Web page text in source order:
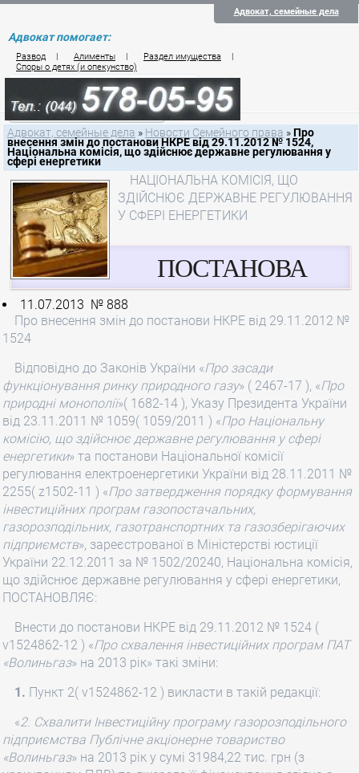
Адвокат, семейные дела
Адвокат помогает:
Развод | Алименты | Раздел имущества
|
Споры о детях (и опекунство)
Цены на услуги по семейному праву
Контакты семейного юриста
Адвокат, семейные дела » Новости Семейного права » Про
внесення змін до постанови НКРЕ від 29.11.2012 № 1524,
Національна комісія, що здійснює державне регулювання у
сфері енергетики
НАЦІОНАЛЬНА КОМІСІЯ, ЩО
ЗДІЙСНЮЄ ДЕРЖАВНЕ РЕГУЛЮВАННЯ
У СФЕРІ ЕНЕРГЕТИКИ
ПОСТАНОВА
11.07.2013 № 888
Про внесення змін до постанови НКРЕ від 29.11.2012 №
1524
Відповідно до Законів України «Про засади
функціонування ринку природного газу» ( 2467-17 ), «Про
природні монополії»( 1682-14 ), Указу Президента України
від 23.11.2011 № 1059( 1059/2011 ) «Про Національну
комісію, що здійснює державне регулювання у сфері
енергетики» та постанови Національної комісії
регулювання електроенергетики України від 28.11.2011 №
2255( z1502-11 ) «Про затвердження порядку формування
інвестиційних програм газопостачальних,
газорозподільних, газотранспортних та газозберігаючих
підприємств», зареєстрованої в Міністерстві юстиції
України 22.12.2011 за № 1502/20240, Національна комісія,
що здійснює державне регулювання у сфері енергетики,
ПОСТАНОВЛЯЄ:
Внести до постанови НКРЕ від 29.11.2012 № 1524 (
v1524862-12 ) «Про схвалення інвестиційних програм ПАТ
«Волиньгаз» на 2013 рік» такі зміни:
1. Пункт 2( v1524862-12 ) викласти в такій редакції:
«2. Схвалити Інвестиційну програму газорозподільного
підприємства Публічне акціонерне товариство
«Волиньгаз» на 2013 рік у сумі 31984,22 тис. грн (з